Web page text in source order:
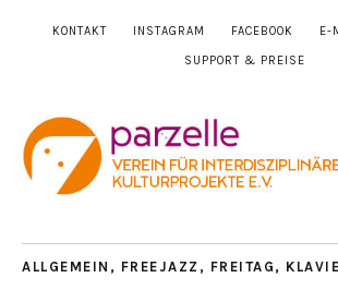
KONTAKT INSTAGRAM FACEBOOK E-
SUPPORT & PREISE
ALLGEMEIN , FREEJAZZ , FREITAG ,